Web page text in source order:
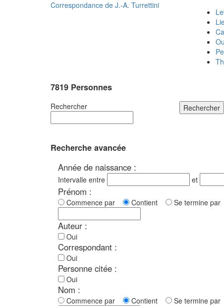
Correspondance de J.-A. Turrettini
7819 Personnes
Rechercher Rechercher
Recherche avancée
Année de naissance :
Intervalle entre et
Prénom :
Commence par Contient Se termine par
Auteur :
Oui
Correspondant :
Oui
Personne citée :
Oui
Nom :
Commence par Contient Se termine par